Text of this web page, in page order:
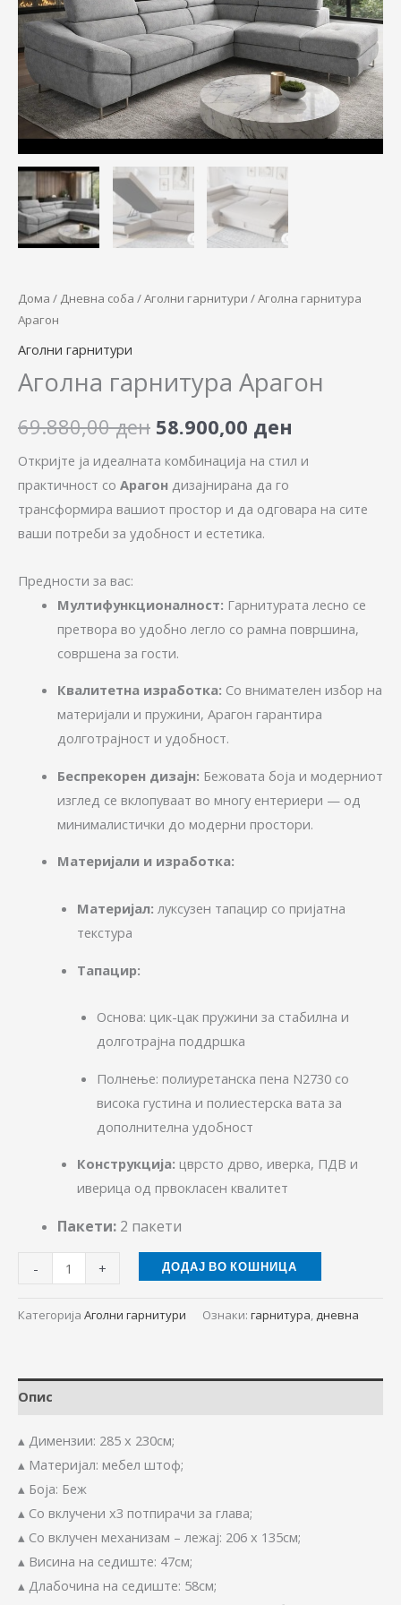
Дома / Дневна соба /Аголни гарнитури / Аголна гарнитура
Арагон
Аголни гарнитури
Аголна гарнитура Арагон
69.880,00ден 58.900,00 ден
Откријте ја идеалната комбинација на стил и
практичност со Арагон дизајнирана да го
трансформира вашиот простор и да одговара на сите
ваши потреби за удобност и естетика.
Предности за вас:
Мултифункционалност: Гарнитурата лесно се
претвора во удобно легло со рамна површина,
совршена за гости.
Квалитетна изработка: Со внимателен избор на
материјали и пружини, Арагон гарантира
долготрајност и удобност.
Беспрекорен дизајн: Бежовата боја и модерниот
изглед се вклопуваат во многу ентериери — од
минималистички до модерни простори.
Материјали и изработка:
Mатеријал: луксузен тапацир со пријатна
текстура
Тапацир:
Основa: цик-цак пружини за стабилна и
долготрајна поддршка
Полнење: полиуретанска пена N2730 со
висока густина и полиестерска вата за
дополнителна удобност
Конструкција: цврсто дрво, иверка, ПДВ и
иверица од првокласен квалитет
Пакети:2 пакети
- + ДОДАЈ ВО КОШНИЦА
Категорија Аголни гарнитури Ознаки: гарнитура, дневна
Опис
▴ Димензии: 285 х 230см;
▴ Материјал: мебел штоф;
▴ Боја: Беж
▴ Со вклучени x3 потпирачи за глава;
▴ Со вклучен механизам – лежај: 206 x 135см;
▴ Висина на седиште: 47см;
▴ Длабочина на седиште: 58см;